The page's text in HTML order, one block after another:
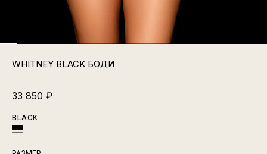
WHITNEY BLACK БОДИ
33 850 ₽
BLACK